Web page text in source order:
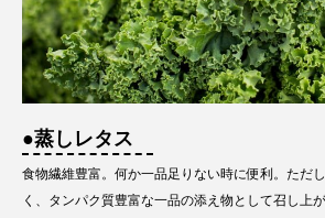
●蒸しレタス
食物繊維豊富。何か一品足りない時に便利。ただ
く、タンパク質豊富な一品の添え物として召し上